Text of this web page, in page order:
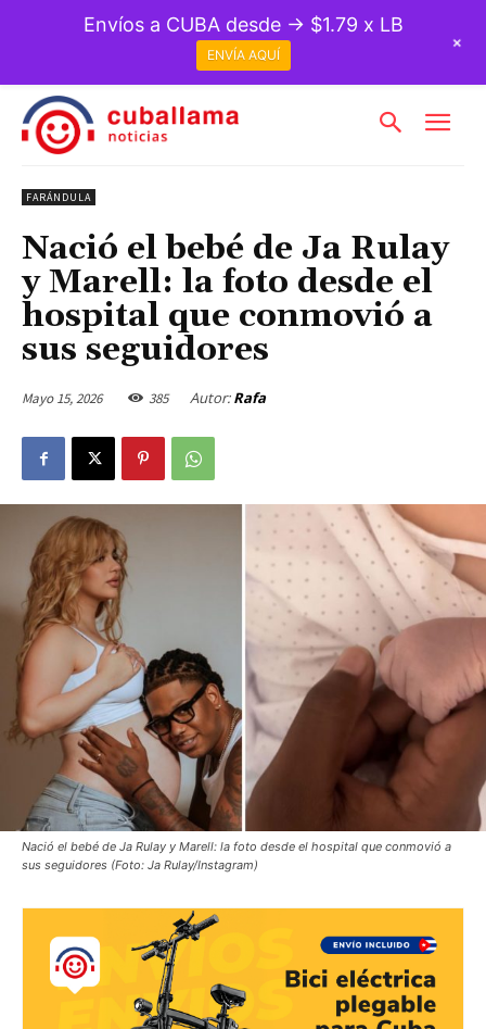
FARÁNDULA
Nació el bebé de Ja Rulay
y Marell: la foto desde el
hospital que conmovió a
sus seguidores
Mayo 15, 2026 385 Autor: Rafa
Nació el bebé de Ja Rulay y Marell: la foto desde el hospital que conmovió a
sus seguidores (Foto: Ja Rulay/Instagram)
Envíos a CUBA desde → $1.79 x LB
ENVÍA AQUÍ
+